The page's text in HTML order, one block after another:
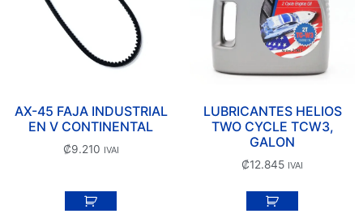
AX-45 FAJA INDUSTRIAL
EN V CONTINENTAL
₡9.210 IVAI
LUBRICANTES HELIOS
TWO CYCLE TCW3,
GALON
₡12.845 IVAI